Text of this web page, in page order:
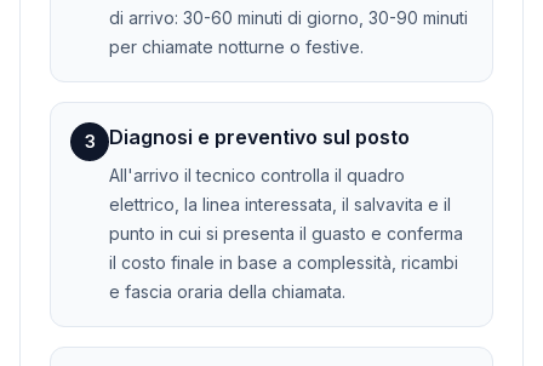
di arrivo: 30-60 minuti di giorno, 30-90 minuti
per chiamate notturne o festive.
3 Diagnosi e preventivo sul posto
All'arrivo il tecnico controlla il quadro
elettrico, la linea interessata, il salvavita e il
punto in cui si presenta il guasto e conferma
il costo finale in base a complessità, ricambi
e fascia oraria della chiamata.